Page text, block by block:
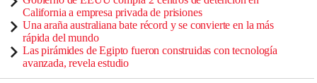
California a empresa privada de prisiones
Una araña australiana bate récord y se convierte en la más
rápida del mundo
Las pirámides de Egipto fueron construidas con tecnología
avanzada, revela estudio